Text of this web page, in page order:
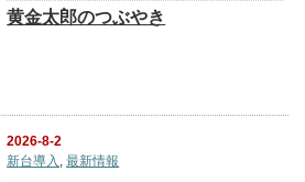
黄金太郎のつぶやき
2026-8-2
新台導入 ,最新情報